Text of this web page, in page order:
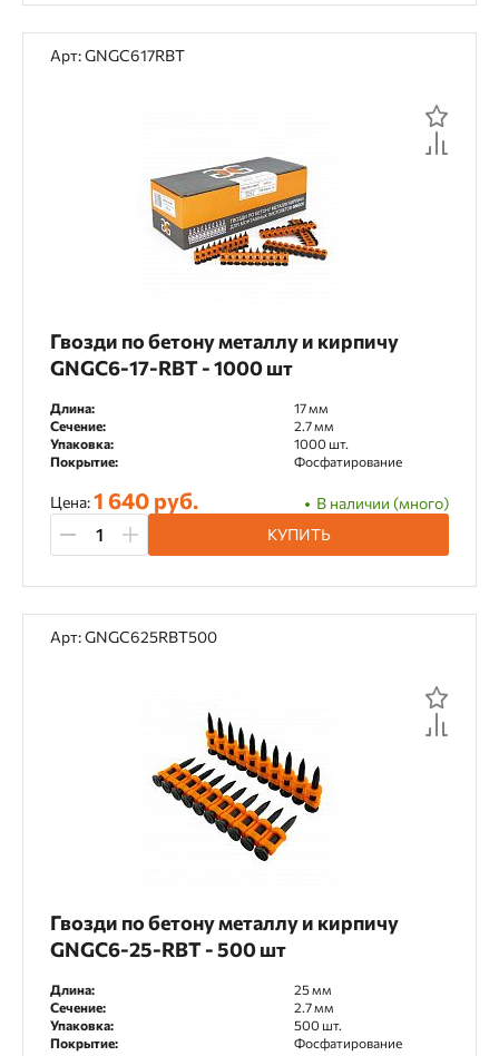
Арт: GNGC617RBT
Гвозди по бетону металлу и кирпичу
GNGC6-17-RBT - 1000 шт
Длина:
17 мм
Сечение:
2.7 мм
Упаковка:
1000 шт.
Покрытие:
Фосфатирование
Цена:1 640 руб.
В наличии (много)
КУПИТЬ
Арт: GNGC625RBT500
Гвозди по бетону металлу и кирпичу
GNGC6-25-RBT - 500 шт
Длина:
25 мм
Сечение:
2.7 мм
Упаковка:
500 шт.
Покрытие:
Фосфатирование